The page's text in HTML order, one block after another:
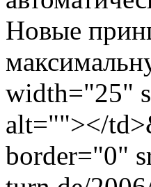
Новые
width="25"
alt=""></
border="0"